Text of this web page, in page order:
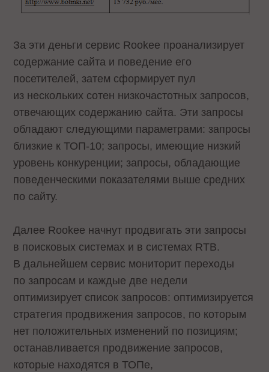
За эти деньги сервис Rookee проанализирует
содержание сайта и поведение его
посетителей, затем сформирует пул
из нескольких сотен низкочастотных запросов,
отвечающих содержанию сайта. Эти запросы
обладают следующими параметрами: запросы
близкие к ТОП-10; запросы, имеющие низкий
уровень конкуренции; запросы, обладающие
поведенческими показателями выше средних
по сайту.
Далее Rookee начнут продвигать эти запросы
в поисковых системах и в системах RTB.
В дальнейшем сервис мониторит переходы
по запросам и каждые две недели
оптимизирует список запросов: оптимизируется
стратегия продвижения запросов, по которым
нет положительных изменений по позициям;
останавливается продвижение запросов,
которые находятся в ТОПе,